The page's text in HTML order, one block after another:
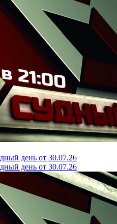
день от 30.07.26
день от 30.07.26